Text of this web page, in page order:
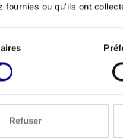
fournies ou qu'ils ont
Refuser